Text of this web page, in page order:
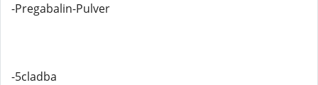
-Pregabalin-Pulver
-5cladba